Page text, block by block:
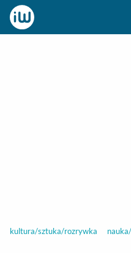
kultura/sztuka/rozrywka